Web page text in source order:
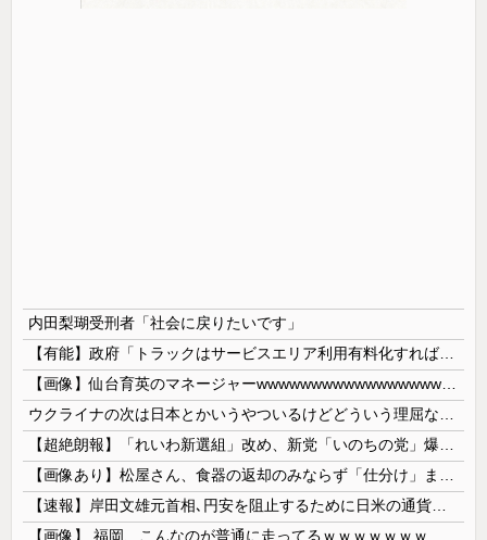
内田梨瑚受刑者「社会に戻りたいです」
【有能】政府「トラックはサービスエリア利用有料化すればサボらず走るし流問題解決じゃね？」